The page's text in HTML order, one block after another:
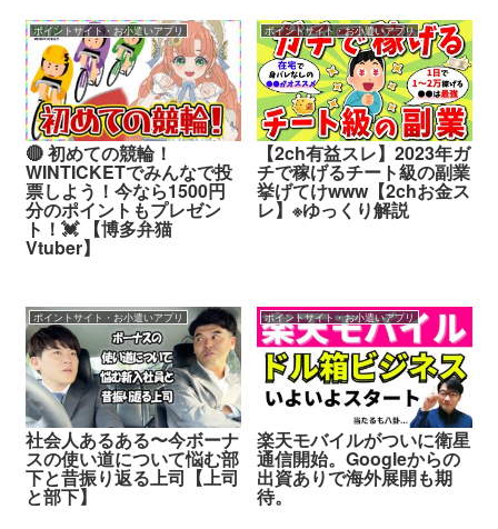
ポイントサイト・お小遣いアプリ
🔴 初めての競輪！
WINTICKETでみんなで投
票しよう！今なら1500円
分のポイントもプレゼン
ト！💓 【博多弁猫
Vtuber】
ポイントサイト・お小遣いアプリ
【2ch有益スレ】2023年ガ
チで稼げるチート級の副業
挙げてけwww【2chお金ス
レ】※ゆっくり解説
ポイントサイト・お小遣いアプリ
社会人あるある〜今ボーナ
スの使い道について悩む部
下と昔振り返る上司【上司
と部下】
ポイントサイト・お小遣いアプリ
楽天モバイルがついに衛星
通信開始。Googleからの
出資ありで海外展開も期
待。